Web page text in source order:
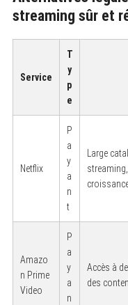
streaming sûr et
Service
T
y
p
e
Netflix
P
a
y
a
n
t
Large
Amazo
n Prime
Video
P
a
y
a
n
Accès à
des